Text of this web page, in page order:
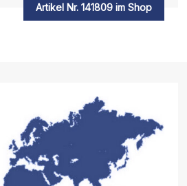
Artikel Nr. 141809 im Shop